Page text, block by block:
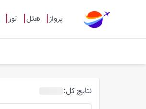
پرواز هتل تور
نتایج کل: